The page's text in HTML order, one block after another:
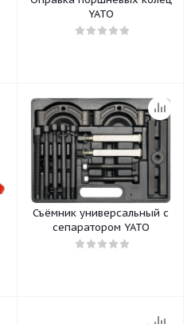
YATO
Съёмник универсальный с
сепаратором YATO